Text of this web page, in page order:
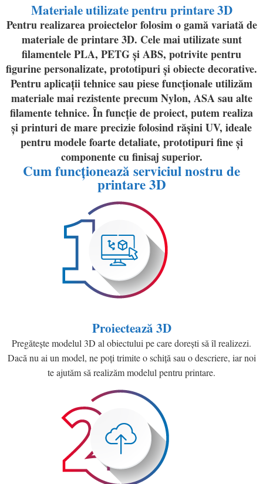
Materiale utilizate pentru printare 3D
Pentru realizarea proiectelor folosim o gamă variată de
materiale de printare 3D. Cele mai utilizate sunt
filamentele PLA, PETG și ABS, potrivite pentru
figurine personalizate, prototipuri și obiecte decorative.
Pentru aplicații tehnice sau piese funcționale utilizăm
materiale mai rezistente precum Nylon, ASA sau alte
filamente tehnice. În funcție de proiect, putem realiza
și printuri de mare precizie folosind rășini UV, ideale
pentru modele foarte detaliate, prototipuri fine și
componente cu finisaj superior.
Cum funcționează serviciul nostru de
printare 3D
Proiectează 3D
Pregătește modelul 3D al obiectului pe care dorești să îl realizezi.
Dacă nu ai un model, ne poți trimite o schiță sau o descriere, iar noi
te ajutăm să realizăm modelul pentru printare.